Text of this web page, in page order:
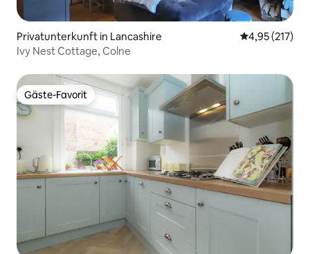
Privatunterkunft in Lancashire
4,95 (217)
Ivy Nest Cottage, Colne
Gäste-Favorit
Gäste-Favorit